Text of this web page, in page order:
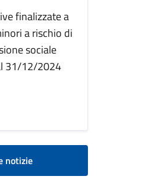
finalizzate a
a rischio di
sociale
31/12/2024
notizie